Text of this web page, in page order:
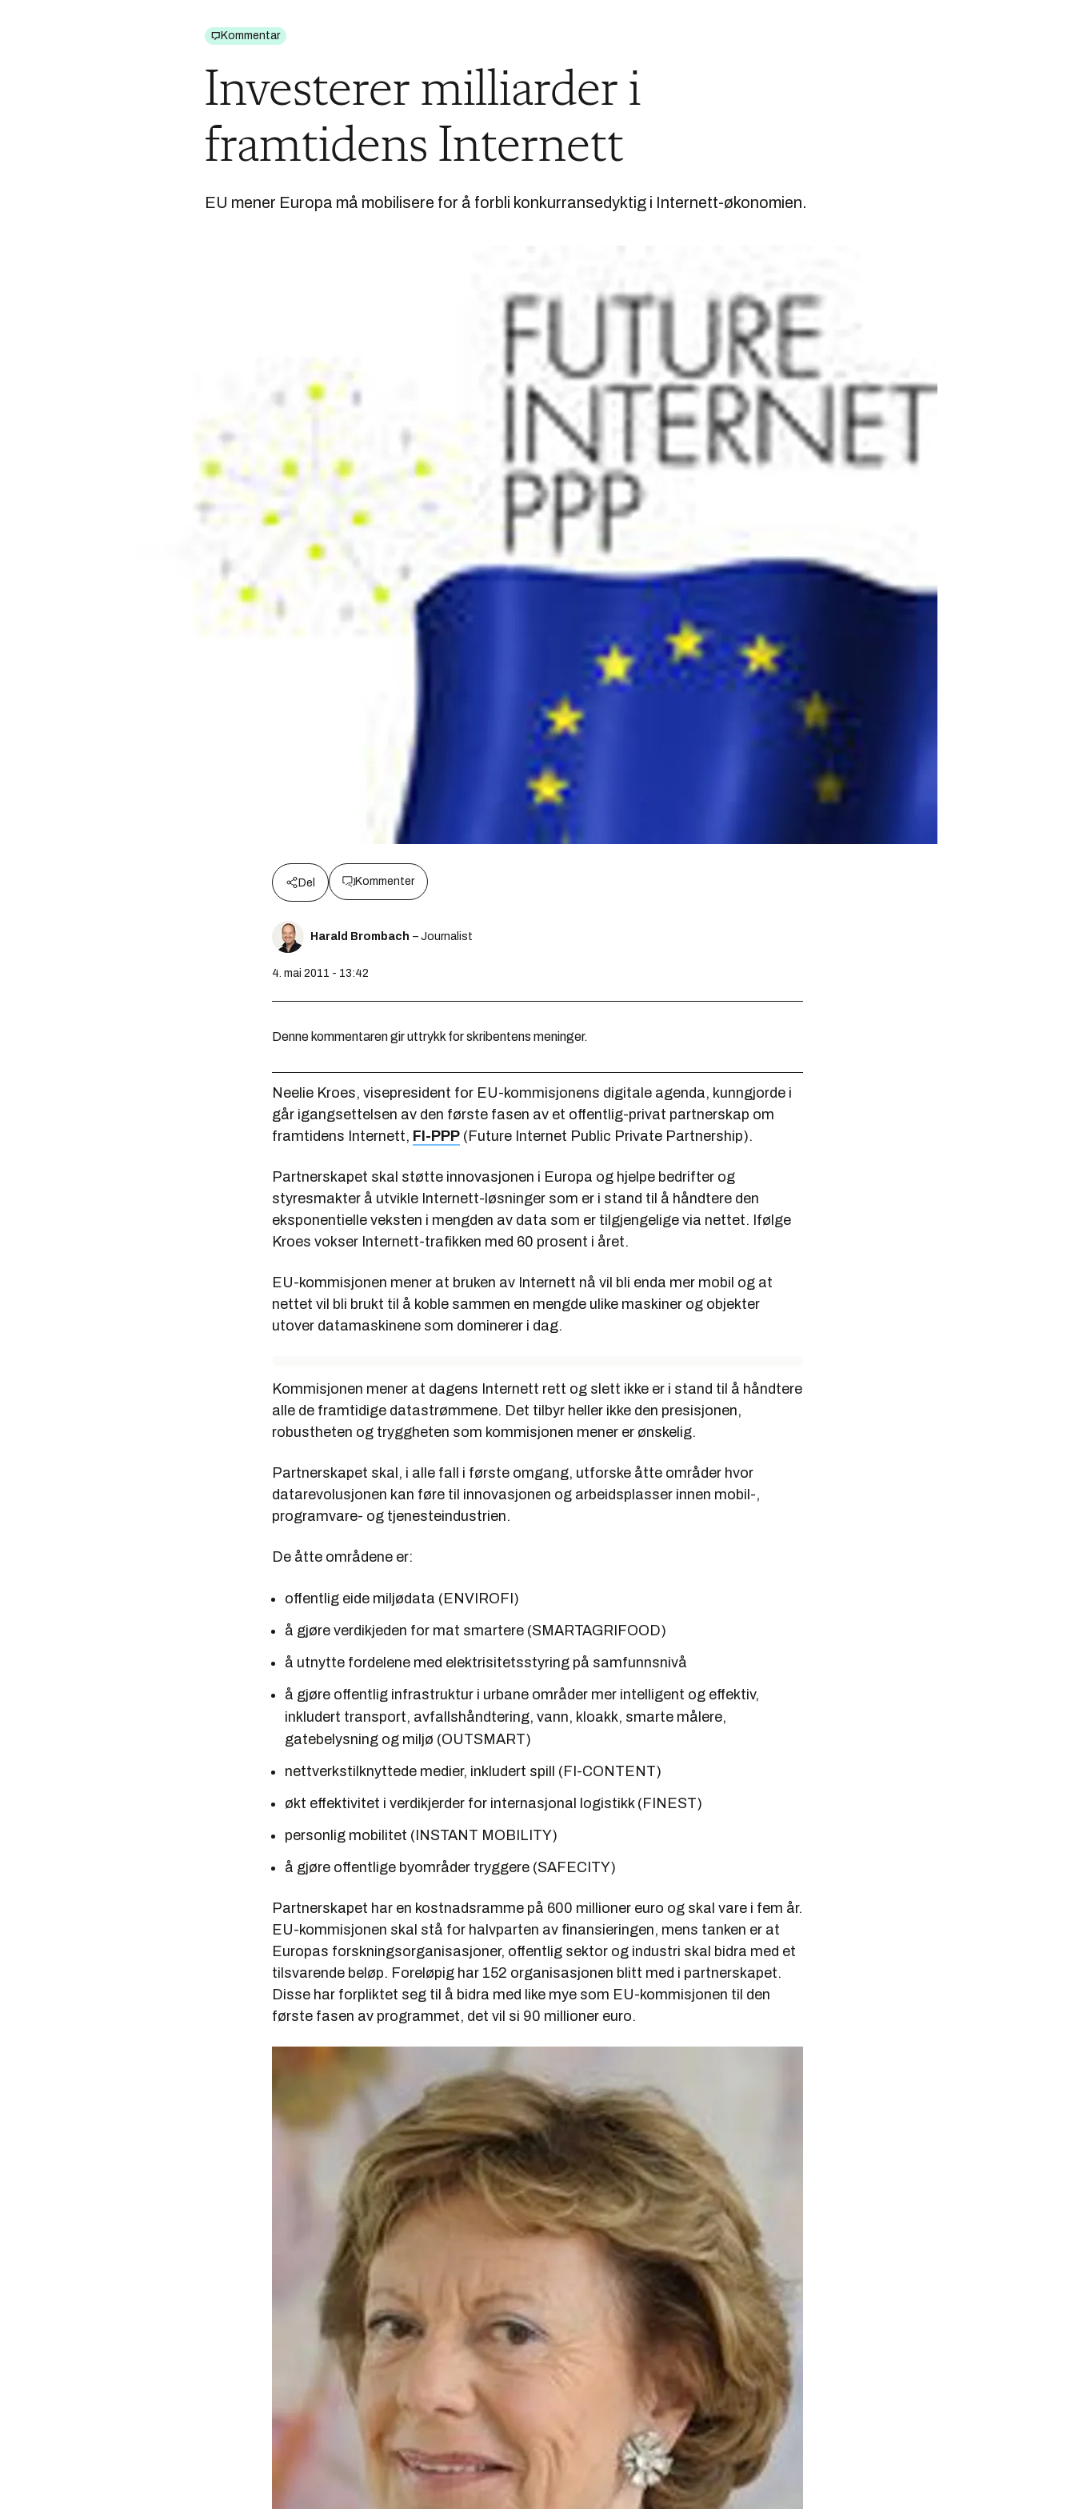
Kommentar
Investerer milliarder i
framtidens Internett
EU mener Europa må mobilisere for å forbli konkurransedyktig i Internett-økonomien.
Del Kommenter
Harald Brombach – Journalist
4. mai 2011 - 13:42
Denne kommentaren gir uttrykk for skribentens meninger.
Neelie Kroes, visepresident for EU-kommisjonens digitale agenda, kunngjorde i
går igangsettelsen av den første fasen av et offentlig-privat partnerskap om
framtidens Internett, FI-PPP (Future Internet Public Private Partnership).
Partnerskapet skal støtte innovasjonen i Europa og hjelpe bedrifter og
styresmakter å utvikle Internett-løsninger som er i stand til å håndtere den
eksponentielle veksten i mengden av data som er tilgjengelige via nettet. Ifølge
Kroes vokser Internett-trafikken med 60 prosent i året.
EU-kommisjonen mener at bruken av Internett nå vil bli enda mer mobil og at
nettet vil bli brukt til å koble sammen en mengde ulike maskiner og objekter
utover datamaskinene som dominerer i dag.
Kommisjonen mener at dagens Internett rett og slett ikke er i stand til å håndtere
alle de framtidige datastrømmene. Det tilbyr heller ikke den presisjonen,
robustheten og tryggheten som kommisjonen mener er ønskelig.
Partnerskapet skal, i alle fall i første omgang, utforske åtte områder hvor
datarevolusjonen kan føre til innovasjonen og arbeidsplasser innen mobil-,
programvare- og tjenesteindustrien.
De åtte områdene er:
offentlig eide miljødata (ENVIROFI)
å gjøre verdikjeden for mat smartere (SMARTAGRIFOOD)
å utnytte fordelene med elektrisitetsstyring på samfunnsnivå
å gjøre offentlig infrastruktur i urbane områder mer intelligent og effektiv,
inkludert transport, avfallshåndtering, vann, kloakk, smarte målere,
gatebelysning og miljø (OUTSMART)
nettverkstilknyttede medier, inkludert spill (FI-CONTENT)
økt effektivitet i verdikjerder for internasjonal logistikk (FINEST)
personlig mobilitet (INSTANT MOBILITY)
å gjøre offentlige byområder tryggere (SAFECITY)
Partnerskapet har en kostnadsramme på 600 millioner euro og skal vare i fem år.
EU-kommisjonen skal stå for halvparten av finansieringen, mens tanken er at
Europas forskningsorganisasjoner, offentlig sektor og industri skal bidra med et
tilsvarende beløp. Foreløpig har 152 organisasjonen blitt med i partnerskapet.
Disse har forpliktet seg til å bidra med like mye som EU-kommisjonen til den
første fasen av programmet, det vil si 90 millioner euro.